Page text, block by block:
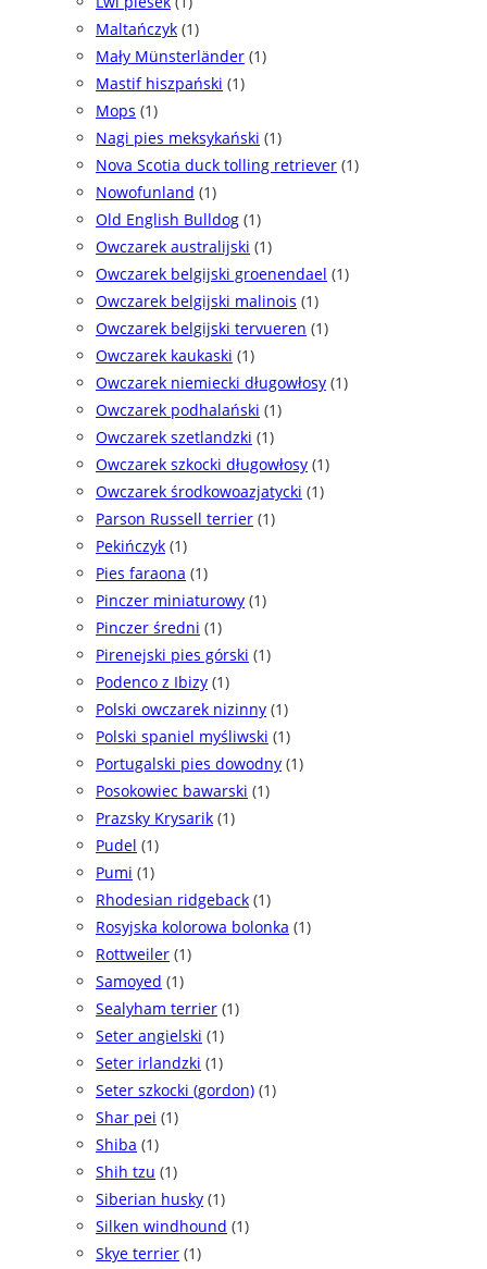
Maltańczyk (1)
Mały Münsterländer (1)
Mastif hiszpański (1)
Mops (1)
Nagi pies meksykański (1)
Nova Scotia duck tolling retriever (1)
Nowofunland (1)
Old English Bulldog (1)
Owczarek australijski (1)
Owczarek belgijski groenendael (1)
Owczarek belgijski malinois (1)
Owczarek belgijski tervueren (1)
Owczarek kaukaski (1)
Owczarek niemiecki długowłosy (1)
Owczarek podhalański (1)
Owczarek szetlandzki (1)
Owczarek szkocki długowłosy (1)
Owczarek środkowoazjatycki (1)
Parson Russell terrier (1)
Pekińczyk (1)
Pies faraona (1)
Pinczer miniaturowy (1)
Pinczer średni (1)
Pirenejski pies górski (1)
Podenco z Ibizy (1)
Polski owczarek nizinny (1)
Polski spaniel myśliwski (1)
Portugalski pies dowodny (1)
Posokowiec bawarski (1)
Prazsky Krysarik (1)
Pudel (1)
Pumi (1)
Rhodesian ridgeback (1)
Rosyjska kolorowa bolonka (1)
Rottweiler (1)
Samoyed (1)
Sealyham terrier (1)
Seter angielski (1)
Seter irlandzki (1)
Seter szkocki (gordon) (1)
Shar pei (1)
Shiba (1)
Shih tzu (1)
Siberian husky (1)
Silken windhound (1)
Skye terrier (1)